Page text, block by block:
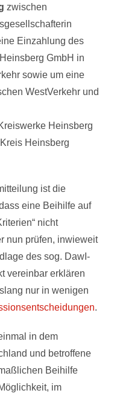
zwischen
Einzahlung des
GmbH in
sowie um eine
WestVerkehr und
Heinsberg
Heinsberg
ist die
eine Beihilfe auf
nicht
nun prüfen, inwieweit
des sog. DawI-
vereinbar erklären
nur in wenigen
.
in dem
und betroffene
Beihilfe
im